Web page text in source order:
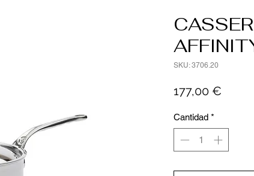
SKU: 3706.20
177,00 €
Cantidad *